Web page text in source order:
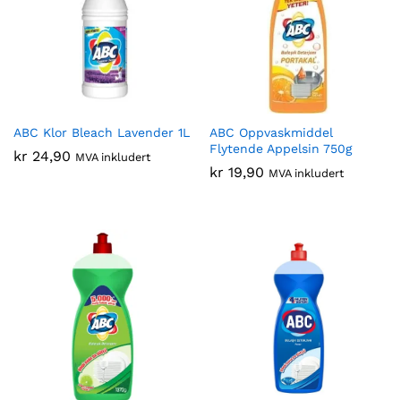
ABC Klor Bleach Lavender 1L
kr 24,90 MVA inkludert
ABC Oppvaskmiddel
Flytende Appelsin 750g
kr 19,90 MVA inkludert